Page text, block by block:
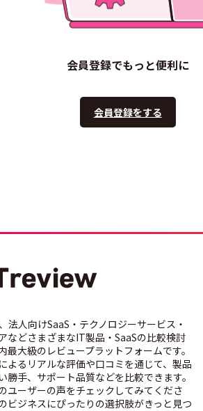
会員登録でもっと便利に
会員登録をする
法人向けSaaS・テクノロジーサービス・
などさまざまなIT製品・SaaSの比較検討
最大級のレビュープラットフォームです。
よるリアルな評価や口コミを通じて、製品
勝手、サポート品質などを比較できます。
ユーザーの声をチェックしてみてくださ
ビジネスにぴったりの選択肢がきっと見つ